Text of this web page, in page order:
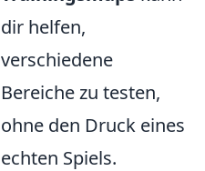
dir helfen,
verschiedene
Bereiche zu testen,
ohne den Druck eines
echten Spiels.